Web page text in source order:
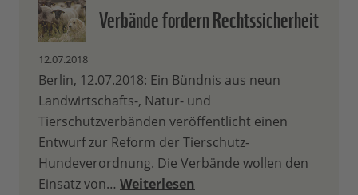
Verbände fordern Rechtssicherheit
12.07.2018
Berlin, 12.07.2018: Ein Bündnis aus neun
Landwirtschafts-, Natur- und
Tierschutzverbänden veröffentlicht einen
Entwurf zur Reform der Tierschutz-
Hundeverordnung. Die Verbände wollen den
Einsatz von… Weiterlesen